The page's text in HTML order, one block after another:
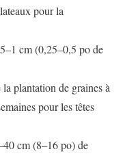
pour la
cm (0,25–0,5 po de
la plantation de graines à
pour les têtes
cm (8–16 po) de